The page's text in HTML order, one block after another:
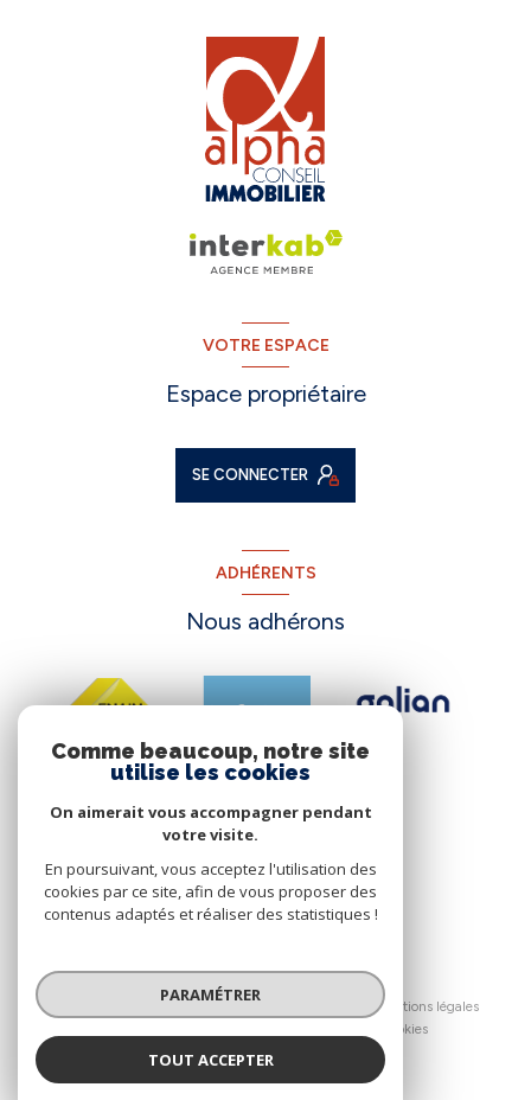
VOTRE ESPACE
Espace propriétaire
SE CONNECTER
ADHÉRENTS
Nous adhérons
© 2026 | Tous droits réservés
Nos honoraires
Nos partenaires
Mentions légales
Cookies
Comme beaucoup, notre site
utilise les cookies
On aimerait vous accompagner pendant
votre visite.
En poursuivant, vous acceptez l'utilisation des
cookies par ce site, afin de vous proposer des
contenus adaptés et réaliser des statistiques !
PARAMÉTRER
TOUT ACCEPTER